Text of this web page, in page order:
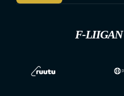
F-LIIGAN